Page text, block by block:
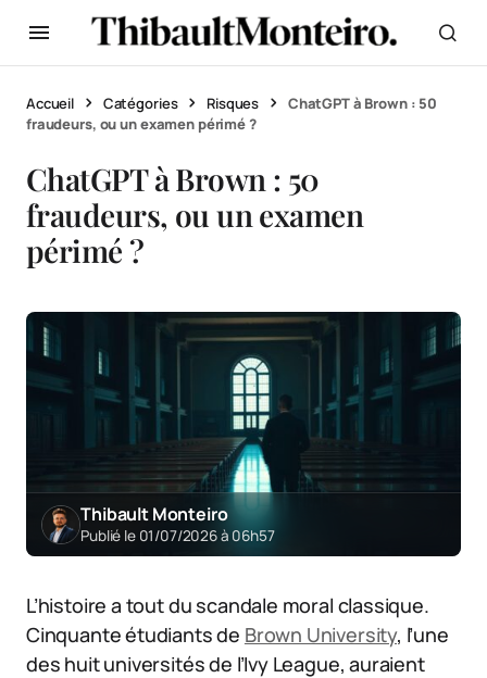
Accueil Catégories Risques
ChatGPT à Brown : 50
fraudeurs, ou un examen périmé ?
ChatGPT à Brown : 50
fraudeurs, ou un examen
périmé ?
Thibault Monteiro
Publié le 01/07/2026 à 06h57
L’histoire a tout du scandale moral classique.
Cinquante étudiants de Brown University, l’une
des huit universités de l’Ivy League, auraient